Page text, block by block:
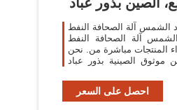
الشمس آلة الصحافة النفط
آلة الصحافة النفط
المنتجات مباشرة من. نحن
موثوق الصينية بذور عباد
احصل على السعر